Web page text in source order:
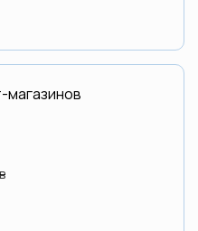
магазинов